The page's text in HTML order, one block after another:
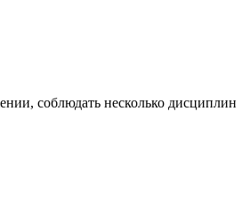
соблюдать несколько дисциплин